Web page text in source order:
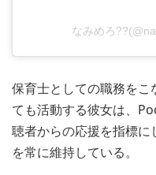
なみめろ
保育士としての職務をこ
ても活動する彼女は、
聴者からの応援を指標に
を常に維持している。